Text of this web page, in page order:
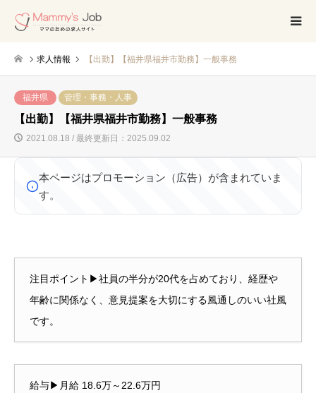
求人情報 【出勤】【福井県福井市勤務】一般事務
福井県 管理・事務・人事
【出勤】【福井県福井市勤務】一般事務
2021.08.18 / 最終更新日：2025.09.02
本ページはプロモーション（広告）が含まれていま
す。
注目ポイント▶社員の半分が20代を占めており、経歴や
年齢に関係なく、意見提案を大切にする風通しのいい社風
です。
給与▶月給 18.6万～22.6万円